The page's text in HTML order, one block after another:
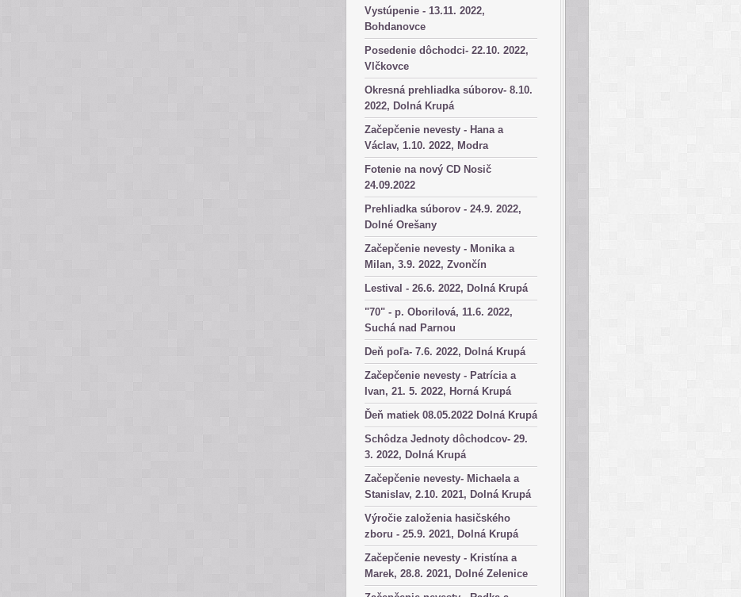
Vystúpenie - 13.11. 2022,
Bohdanovce
Posedenie dôchodci- 22.10. 2022,
Vlčkovce
Okresná prehliadka súborov- 8.10.
2022, Dolná Krupá
Začepčenie nevesty - Hana a
Václav, 1.10. 2022, Modra
Fotenie na nový CD Nosič
24.09.2022
Prehliadka súborov - 24.9. 2022,
Dolné Orešany
Začepčenie nevesty - Monika a
Milan, 3.9. 2022, Zvončín
Lestival - 26.6. 2022, Dolná Krupá
"70" - p. Oborilová, 11.6. 2022,
Suchá nad Parnou
Deň poľa- 7.6. 2022, Dolná Krupá
Začepčenie nevesty - Patrícia a
Ivan, 21. 5. 2022, Horná Krupá
Ďeň matiek 08.05.2022 Dolná Krupá
Schôdza Jednoty dôchodcov- 29.
3. 2022, Dolná Krupá
Začepčenie nevesty- Michaela a
Stanislav, 2.10. 2021, Dolná Krupá
Výročie založenia hasičského
zboru - 25.9. 2021, Dolná Krupá
Začepčenie nevesty - Kristína a
Marek, 28.8. 2021, Dolné Zelenice